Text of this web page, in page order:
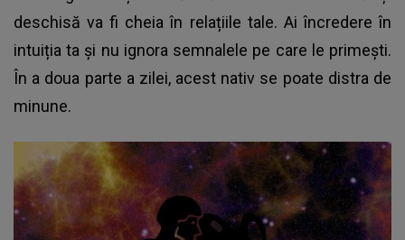
deschisă va fi cheia în relațiile tale. Ai încredere în
intuiția ta și nu ignora semnalele pe care le primești.
În a doua parte a zilei, acest nativ se poate distra de
minune.